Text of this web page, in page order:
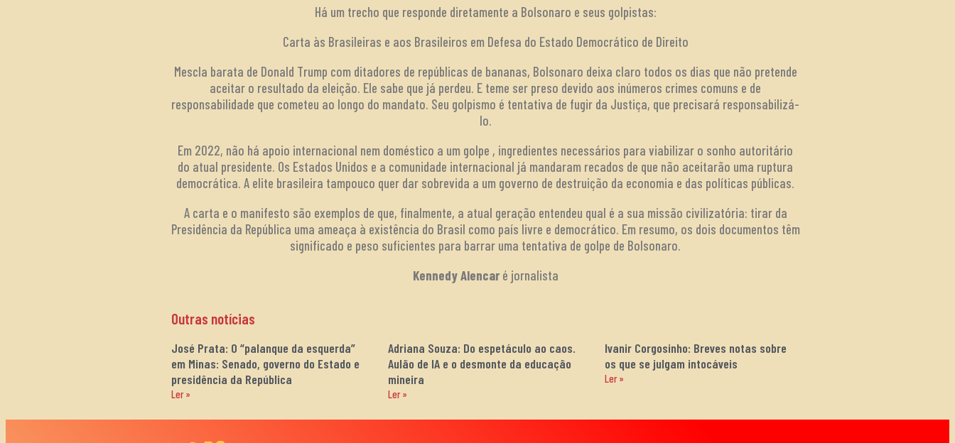
Há um trecho que responde diretamente a Bolsonaro e seus golpistas:
Carta às Brasileiras e aos Brasileiros em Defesa do Estado Democrático de Direito
Mescla barata de Donald Trump com ditadores de repúblicas de bananas, Bolsonaro deixa claro todos os dias que não pretende
aceitar o resultado da eleição. Ele sabe que já perdeu. E teme ser preso devido aos inúmeros crimes comuns e de
responsabilidade que cometeu ao longo do mandato. Seu golpismo é tentativa de fugir da Justiça, que precisará responsabilizá-
lo.
Em 2022, não há apoio internacional nem doméstico a um golpe , ingredientes necessários para viabilizar o sonho autoritário
do atual presidente. Os Estados Unidos e a comunidade internacional já mandaram recados de que não aceitarão uma ruptura
democrática. A elite brasileira tampouco quer dar sobrevida a um governo de destruição da economia e das políticas públicas.
A carta e o manifesto são exemplos de que, finalmente, a atual geração entendeu qual é a sua missão civilizatória: tirar da
Presidência da República uma ameaça à existência do Brasil como país livre e democrático. Em resumo, os dois documentos têm
significado e peso suficientes para barrar uma tentativa de golpe de Bolsonaro.
Kennedy Alencaré jornalista
Outras notícias
José Prata: O “palanque da esquerda”
em Minas: Senado, governo do Estado e
presidência da República
Ler »
Adriana Souza: Do espetáculo ao caos.
Aulão de IA e o desmonte da educação
mineira
Ler »
Ivanir Corgosinho: Breves notas sobre
os que se julgam intocáveis
Ler »